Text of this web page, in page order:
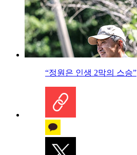
“정원은 인생 2막의 스승”